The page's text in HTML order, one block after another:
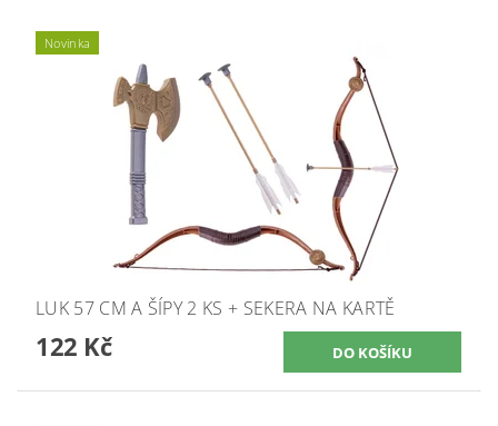
Novinka
LUK 57 CM A ŠÍPY 2 KS + SEKERA NA KARTĚ
122 Kč